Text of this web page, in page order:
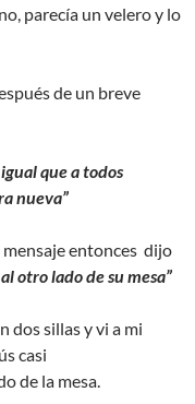
parecía un velero y lo
de un breve
que a todos
nueva”
mensaje entonces dijo
otro lado de su mesa”
dos sillas y vi a mi
casi
de la mesa.